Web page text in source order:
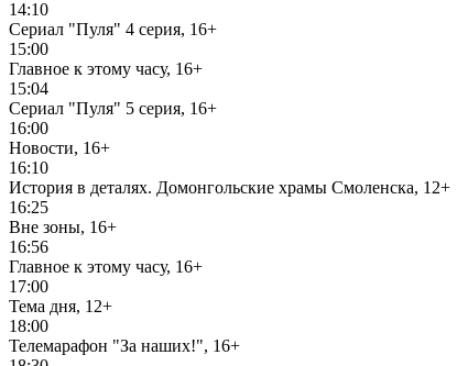
14:10
Сериал "Пуля" 4 серия, 16+
15:00
Главное к этому часу, 16+
15:04
Сериал "Пуля" 5 серия, 16+
16:00
Новости, 16+
16:10
История в деталях. Домонгольские храмы Смоленска, 12+
16:25
Вне зоны, 16+
16:56
Главное к этому часу, 16+
17:00
Тема дня, 12+
18:00
Телемарафон "За наших!", 16+